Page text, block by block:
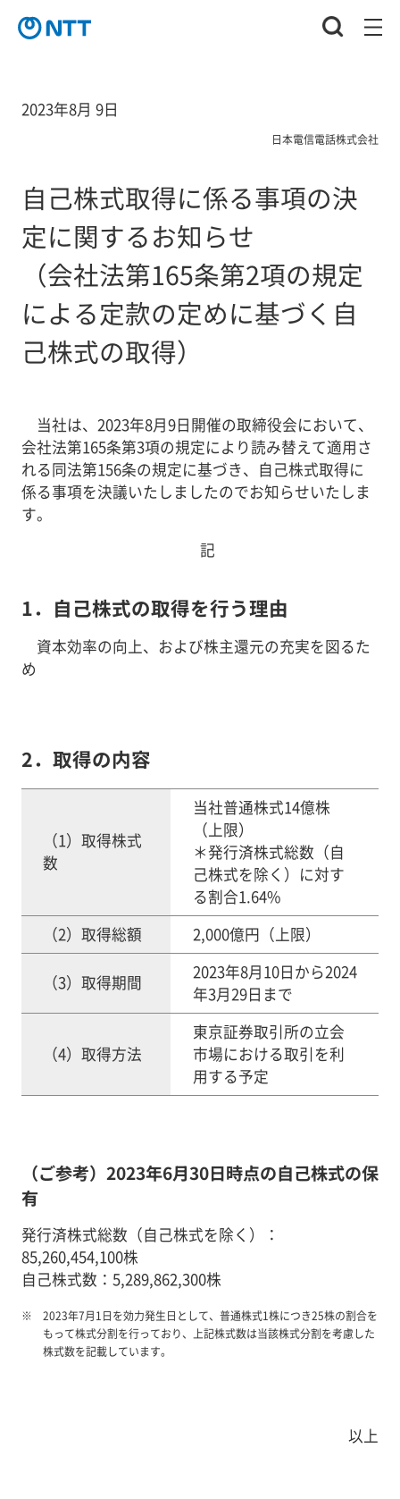
2023年8月 9日
日本電信電話株式会社
自己株式取得に係る事項の決
定に関するお知らせ
（会社法第165条第2項の規定
による定款の定めに基づく自
己株式の取得）
当社は、2023年8月9日開催の取締役会において、
会社法第165条第3項の規定により読み替えて適用さ
れる同法第156条の規定に基づき、自己株式取得に
係る事項を決議いたしましたのでお知らせいたしま
す。
記
1．自己株式の取得を行う理由
資本効率の向上、および株主還元の充実を図るた
め
2．取得の内容
（1）取得株式
数
当社普通株式14億株
（上限）
＊発行済株式総数（自
己株式を除く）に対す
る割合1.64%
（2）取得総額
2,000億円（上限）
（3）取得期間
2023年8月10日から2024
年3月29日まで
（4）取得方法
東京証券取引所の立会
市場における取引を利
用する予定
（ご参考）2023年6月30日時点の自己株式の保
有
発行済株式総数（自己株式を除く）：
85,260,454,100株
自己株式数：5,289,862,300株
2023年7月1日を効力発生日として、普通株式1株につき25株の割合を
もって株式分割を行っており、上記株式数は当該株式分割を考慮した
株式数を記載しています。
以上